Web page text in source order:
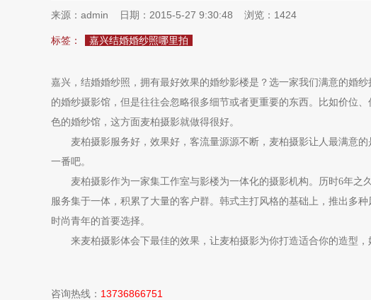
来源：admin 日期：2015-5-27 9:30:48 浏览： 1424
标签： 嘉兴结婚婚纱照哪里拍
嘉兴，结婚婚纱照，拥有最好效果的婚纱影楼是？选一家我们满意的婚
的婚纱摄影馆，但是往往会忽略很多细节或者更重要的东西。比如价位
色的婚纱馆，这方面麦柏摄影就做得很好。
麦柏摄影服务好，效果好，客流量源源不断，麦柏摄影让人最满意的
一番吧。
麦柏摄影作为一家集工作室与影楼为一体化的摄影机构。历时6年之
服务集于一体，积累了大量的客户群。韩式主打风格的基础上，推出多
时尚青年的首要选择。
来麦柏摄影体会下最佳的效果，让麦柏摄影为你打造适合你的造型，
咨询热线： 13736866751